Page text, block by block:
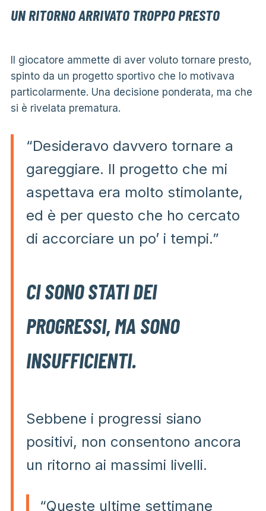
UN RITORNO ARRIVATO TROPPO PRESTO
Il giocatore ammette di aver voluto tornare presto,
spinto da un progetto sportivo che lo motivava
particolarmente. Una decisione ponderata, ma che
si è rivelata prematura.
“Desideravo davvero tornare a
gareggiare. Il progetto che mi
aspettava era molto stimolante,
ed è per questo che ho cercato
di accorciare un po’ i tempi.”
CI SONO STATI DEI
PROGRESSI, MA SONO
INSUFFICIENTI.
Sebbene i progressi siano
positivi, non consentono ancora
un ritorno ai massimi livelli.
“Queste ultime settimane